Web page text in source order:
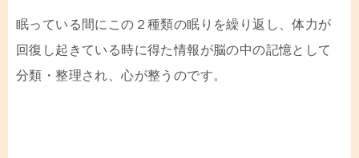
眠っている間にこの２種類の眠りを繰り返し、体力が
回復し起きている時に得た情報が脳の中の記憶として
分類・整理され、心が整うのです。